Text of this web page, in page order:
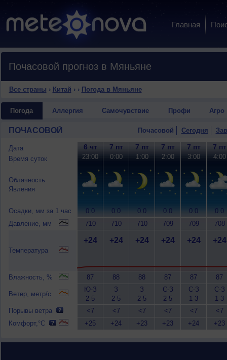
Главная
Почасовой прогноз в Мяньяне
Все страны › Китай › › Погода в Мяньяне
Погода Аллергия Самочувствие Профи Агро
ПОЧАСОВОЙ Почасовой Сегодня
Дата
Время суток
Облачность
Явления
Осадки, мм за 1 час
Давление, мм
Температура
Влажность, %
Ветер, метр/с
Порывы ветра
Комфорт,°C
6 чт
23:00
0.0
710
+24
87
Ю-З
2-5
<7
+25
7 пт
0:00
0.0
710
+24
88
З
2-5
<7
+24
7 пт
1:00
0.0
710
+24
88
З
2-5
<7
+23
7 пт
2:00
0.0
709
+24
87
С-З
2-5
<7
+23
7 пт
3:00
0.0
709
+24
87
С-З
1-3
<7
+24
7 пт
4:00
0.0
708
+24
87
С-З
1-3
<7
+23